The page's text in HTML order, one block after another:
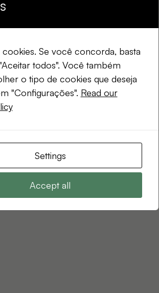
cookies. Se você concorda, basta
todos". Você também
o tipo de cookies que deseja
"Configurações". Read our
Settings
Accept all